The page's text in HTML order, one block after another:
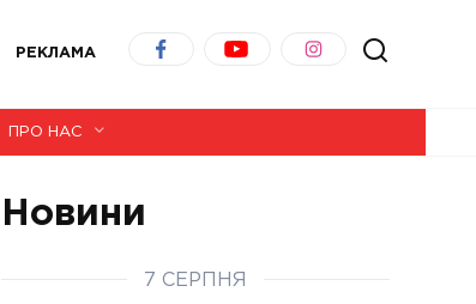
РЕКЛАМА
ПРО НАС
Новини
7 СЕРПНЯ